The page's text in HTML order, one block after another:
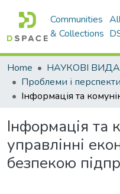
Communities
& Collections
Home
Інформація та
управлінні
безпекою